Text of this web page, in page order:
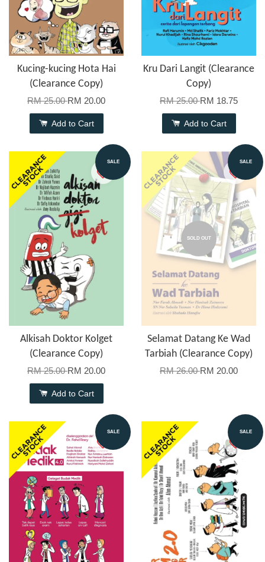
Kucing-kucing Hota Hai
(Clearance Copy)
RM 25.00RM 20.00
Add to Cart
Kru Dari Langit (Clearance
Copy)
RM 25.00RM 18.75
Add to Cart
SALE
Alkisah Doktor Kolget
(Clearance Copy)
RM 25.00RM 20.00
Add to Cart
SALE
SOLD OUT
Selamat Datang Ke Wad
Tarbiah (Clearance Copy)
RM 26.00RM 20.00
SALE SALE